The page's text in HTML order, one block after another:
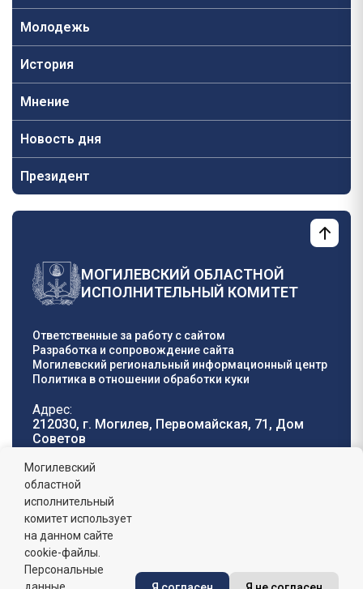
Молодежь
История
Мнение
Новость дня
Президент
МОГИЛЕВСКИЙ ОБЛАСТНОЙ
ИСПОЛНИТЕЛЬНЫЙ КОМИТЕТ
Ответственные за работу с сайтом
Разработка и сопровождение сайта
Могилевский региональный информационный центр
Политика в отношении обработки куки
Адрес:
212030, г. Могилев, Первомайская, 71, Дом
Cоветов
Телефон горячей
линии:
8 (0222) 71-32-55
График работы:
пн-пт: 8.00 - 17.00, сб-вс: выходной,
обеденный перерыв: 13:00 - 14:00
Могилевский
областной
исполнительный
комитет использует
на данном сайте
cookie-файлы.
Персональные